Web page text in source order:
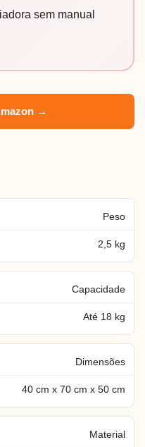
sem manual
→
Peso
2,5 kg
Capacidade
Até 18 kg
Dimensões
40 cm x 70 cm x 50 cm
Material